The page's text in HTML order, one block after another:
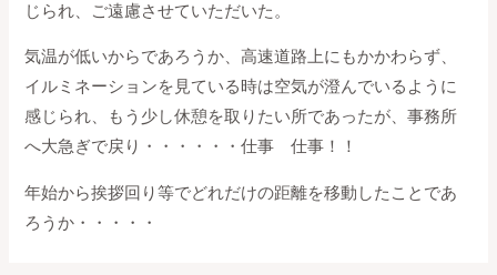
じられ、ご遠慮させていただいた。
気温が低いからであろうか、高速道路上にもかかわらず、
イルミネーションを見ている時は空気が澄んでいるように
感じられ、もう少し休憩を取りたい所であったが、事務所
へ大急ぎで戻り・・・・・・仕事 仕事！！
年始から挨拶回り等でどれだけの距離を移動したことであ
ろうか・・・・・